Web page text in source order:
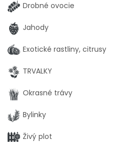
Drobné ovocie
Jahody
Exotické rastliny, citrusy
TRVALKY
Okrasné trávy
Bylinky
Živý plot